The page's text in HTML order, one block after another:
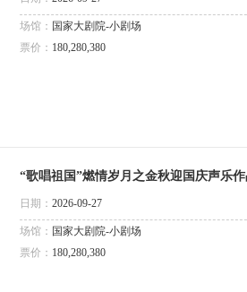
场馆： 国家大剧院-小剧场
票价： 180,280,380
“歌唱祖国”燃情岁月之金秋迎国庆声乐
河流域民歌 声乐作品音乐会
日期： 2026-09-27
场馆： 国家大剧院-小剧场
票价： 180,280,380